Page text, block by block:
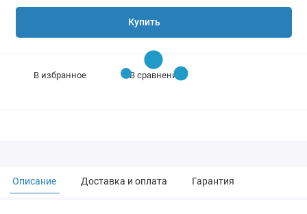
Купить
В избранное В сравнение
Описание Доставка и оплата Гарантия